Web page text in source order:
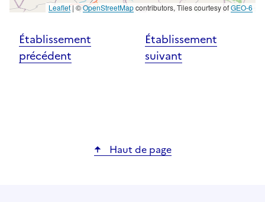
Leaflet |©OpenStreetMapcontributors, Tiles courtesy ofGEO-6
Établissement
précédent
Établissement
suivant
Haut de page